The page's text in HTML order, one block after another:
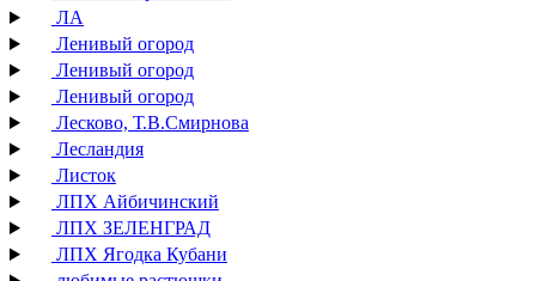
ЛА
Ленивый огород
Ленивый огород
Ленивый огород
Лесково, Т.В.Смирнова
Лесландия
Листок
ЛПХ Айбичинский
ЛПХ ЗЕЛЕНГРАД
ЛПХ Ягодка Кубани